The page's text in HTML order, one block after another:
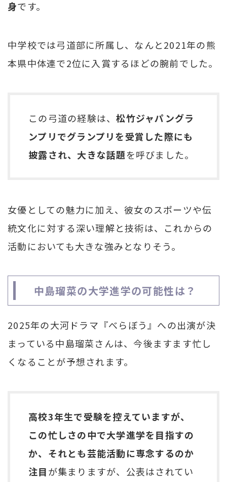
身です。
中学校では弓道部に所属し、なんと2021年の熊
本県中体連で2位に入賞するほどの腕前でした。
この弓道の経験は、松竹ジャパングラ
ンプリでグランプリを受賞した際にも
披露され、大きな話題を呼びました。
女優としての魅力に加え、彼女のスポーツや伝
統文化に対する深い理解と技術は、これからの
活動においても大きな強みとなりそう。
中島瑠菜の大学進学の可能性は？
2025年の大河ドラマ『べらぼう』への出演が決
まっている中島瑠菜さんは、今後ますます忙し
くなることが予想されます。
高校3年生で受験を控えていますが、
この忙しさの中で大学進学を目指すの
か、それとも芸能活動に専念するのか
注目が集まりますが、公表はされてい